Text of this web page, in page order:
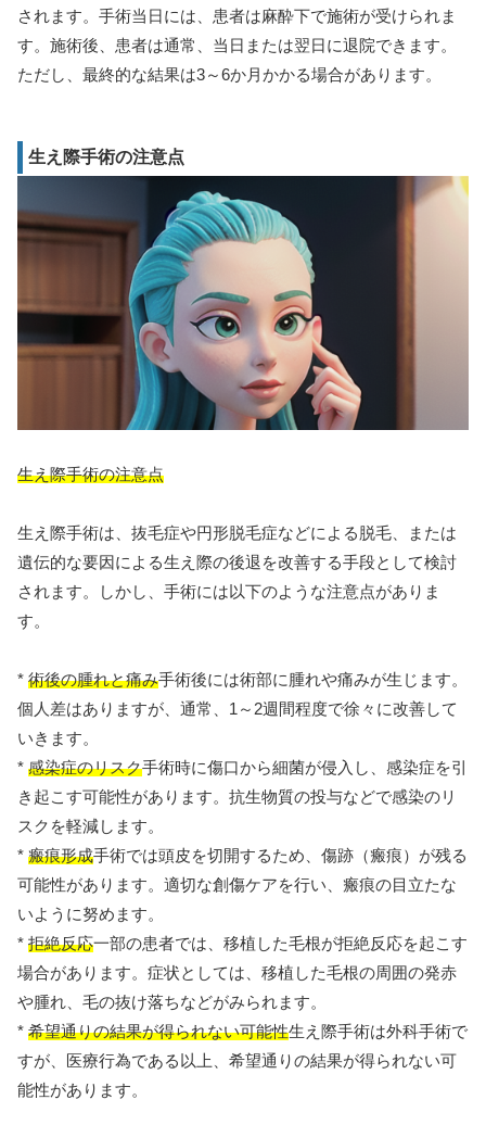
されます。手術当日には、患者は麻酔下で施術が受けられま
す。施術後、患者は通常、当日または翌日に退院できます。
ただし、最終的な結果は3～6か月かかる場合があります。
生え際手術の注意点
生え際手術の注意点
生え際手術は、抜毛症や円形脱毛症などによる脱毛、または
遺伝的な要因による生え際の後退を改善する手段として検討
されます。しかし、手術には以下のような注意点がありま
す。
* 術後の腫れと痛み手術後には術部に腫れや痛みが生じます。
個人差はありますが、通常、1～2週間程度で徐々に改善して
いきます。
* 感染症のリスク手術時に傷口から細菌が侵入し、感染症を引
き起こす可能性があります。抗生物質の投与などで感染のリ
スクを軽減します。
* 瘢痕形成手術では頭皮を切開するため、傷跡（瘢痕）が残る
可能性があります。適切な創傷ケアを行い、瘢痕の目立たな
いように努めます。
* 拒絶反応一部の患者では、移植した毛根が拒絶反応を起こす
場合があります。症状としては、移植した毛根の周囲の発赤
や腫れ、毛の抜け落ちなどがみられます。
* 希望通りの結果が得られない可能性生え際手術は外科手術で
すが、医療行為である以上、希望通りの結果が得られない可
能性があります。